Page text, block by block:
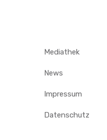
Mediathek
News
Impressum
Datenschutz